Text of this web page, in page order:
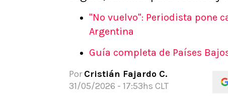
Apuesta del día
"No vuelvo": Periodista pone
Argentina
Guía completa de Países
Por Cristián Fajardo C.
31/05/2026 - 17:53hs CLT